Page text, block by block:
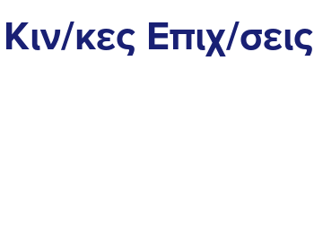
κες Επιχ/σεις